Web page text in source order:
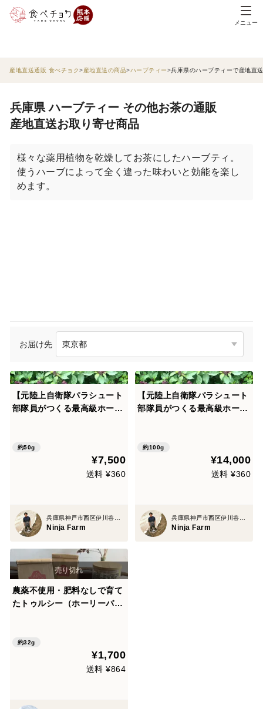
メニュー
産地直送通販 食べチョク 産地直送の商品 ハーブティー 兵庫県のハーブティーで産地直
兵庫県 ハーブティー その他お茶の通販
産地直送お取り寄せ商品
様々な薬用植物を乾燥してお茶にしたハーブティ。
使うハーブによって全く違った味わいと効能を楽し
めます。
お届け先
【元陸上自衛隊パラシュート
部隊員がつくる最高級ホーリ
約50g
¥7,500
送料 ¥360
Ninja Farm
【元陸上自衛隊パラシュート
部隊員がつくる最高級ホーリ
g）
約100g
¥14,000
送料 ¥360
Ninja Farm
農薬不使用・肥料なしで育て
たトゥルシー（ホーリーバジ
約32g
¥1,700
送料 ¥864